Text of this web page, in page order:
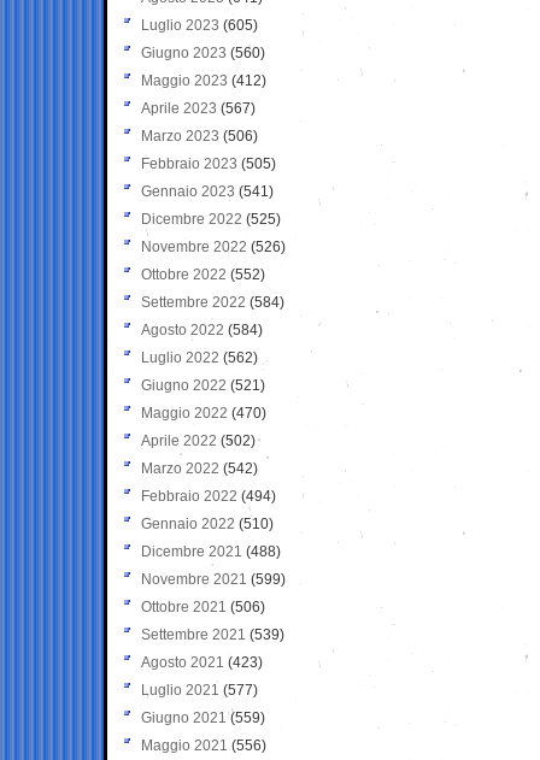
Luglio 2023 (605)
Giugno 2023 (560)
Maggio 2023 (412)
Aprile 2023 (567)
Marzo 2023 (506)
Febbraio 2023 (505)
Gennaio 2023 (541)
Dicembre 2022 (525)
Novembre 2022 (526)
Ottobre 2022 (552)
Settembre 2022 (584)
Agosto 2022 (584)
Luglio 2022 (562)
Giugno 2022 (521)
Maggio 2022 (470)
Aprile 2022 (502)
Marzo 2022 (542)
Febbraio 2022 (494)
Gennaio 2022 (510)
Dicembre 2021 (488)
Novembre 2021 (599)
Ottobre 2021 (506)
Settembre 2021 (539)
Agosto 2021 (423)
Luglio 2021 (577)
Giugno 2021(559)
Maggio 2021 (556)